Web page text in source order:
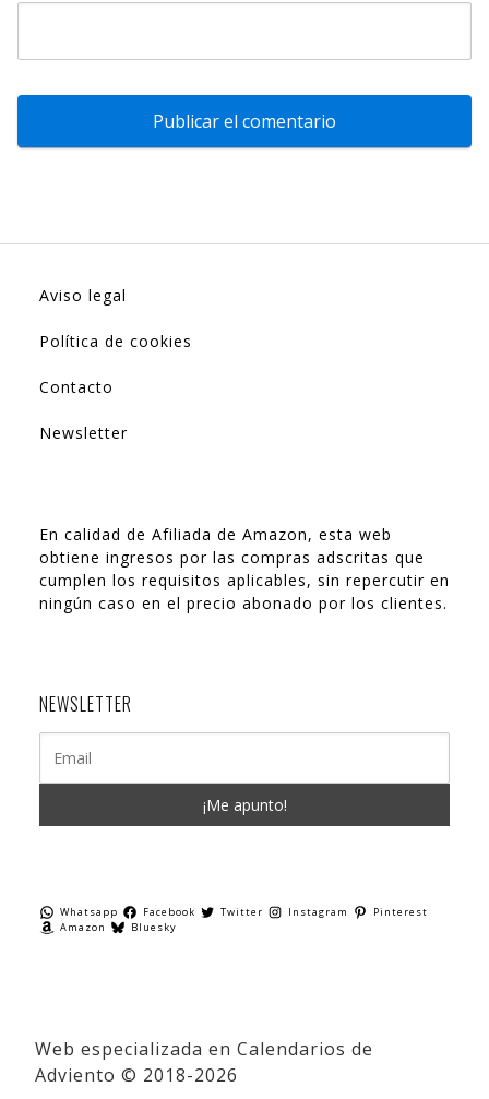
Aviso legal
Política de cookies
Contacto
Newsletter
En calidad de Afiliada de Amazon, esta web
obtiene ingresos por las compras adscritas que
cumplen los requisitos aplicables, sin repercutir en
ningún caso en el precio abonado por los clientes.
NEWSLETTER
Whatsapp Facebook Twitter Instagram
Pinterest
Amazon
Bluesky
Web especializada en Calendarios de
Adviento © 2018-2026